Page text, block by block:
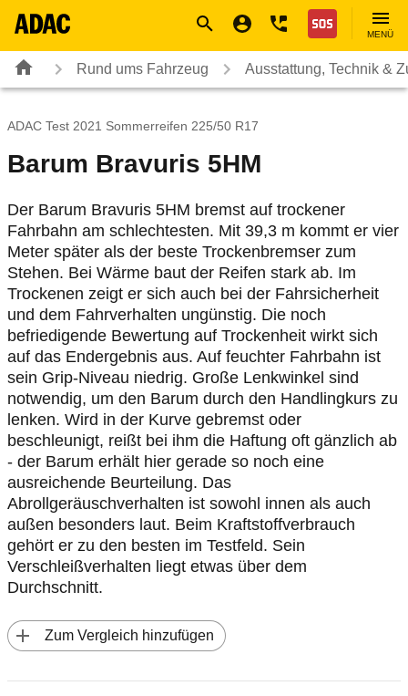
Nothilfe
MENÜ
Rund ums Fahrzeug Ausstattung, Technik &
ADAC Test 2021 Sommerreifen 225/50 R17
Barum Bravuris 5HM
Zum Vergleich hinzufügen
Der Barum Bravuris 5HM bremst auf trockener
Fahrbahn am schlechtesten. Mit 39,3 m kommt er vier
Meter später als der beste Trockenbremser zum
Stehen. Bei Wärme baut der Reifen stark ab. Im
Trockenen zeigt er sich auch bei der Fahrsicherheit
und dem Fahrverhalten ungünstig. Die noch
befriedigende Bewertung auf Trockenheit wirkt sich
auf das Endergebnis aus. Auf feuchter Fahrbahn ist
sein Grip-Niveau niedrig. Große Lenkwinkel sind
notwendig, um den Barum durch den Handlingkurs zu
lenken. Wird in der Kurve gebremst oder
beschleunigt, reißt bei ihm die Haftung oft gänzlich ab
- der Barum erhält hier gerade so noch eine
ausreichende Beurteilung. Das
Abrollgeräuschverhalten ist sowohl innen als auch
außen besonders laut. Beim Kraftstoffverbrauch
gehört er zu den besten im Testfeld. Sein
Verschleißverhalten liegt etwas über dem
Durchschnitt.